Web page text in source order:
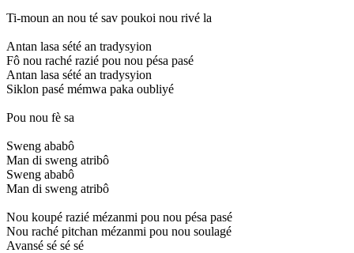
Ti-moun an nou té sav poukoi nou rivé la
Antan lasa sété an tradysyion
Fô nou raché razié pou nou pésa pasé
Antan lasa sété an tradysyion
Siklon pasé mémwa paka oubliyé
Pou nou fè sa
Sweng ababô
Man di sweng atribô
Sweng ababô
Man di sweng atribô
Nou koupé razié mézanmi pou nou pésa pasé
Nou raché pitchan mézanmi pou nou soulagé
Avansé sé sé sé